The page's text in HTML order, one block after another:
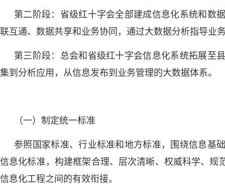
第二阶段：省级红十字会全部建成信息化系统和数
联互通、数据共享和业务协同，通过大数据分析指导业
第三阶段：总会和省级红十字会信息化系统拓展至
集到分析应用，从信息发布到业务管理的大数据体系。
（一）制定统一标准
参照国家标准、行业标准和地方标准，围绕信息基
信息化标准，构建框架合理、层次清晰、权威科学、
信息化工程之间的有效衔接。